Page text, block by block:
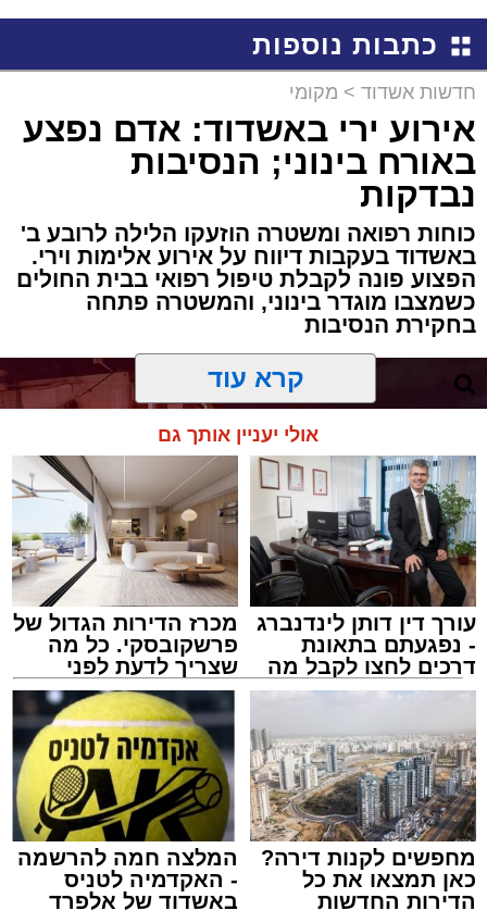
כתבות נוספות
חדשות אשדוד > מקומי
אירוע ירי באשדוד: אדם נפצע
באורח בינוני; הנסיבות
נבדקות
כוחות רפואה ומשטרה הוזעקו הלילה לרובע ב'
באשדוד בעקבות דיווח על אירוע אלימות וירי.
הפצוע פונה לקבלת טיפול רפואי בבית החולים
כשמצבו מוגדר בינוני, והמשטרה פתחה
בחקירת הנסיבות
צילום: שמחה חסיד הצלה דרום
מערכת האתר / 00:47 09.08.26
קרא עוד
אולי יעניין אותך גם
עורך דין דותן לינדנברג
- נפגעתם בתאונת
דרכים לחצו לקבל מה
שמגיע לכם
מכרז הדירות הגדול של
פרשקובסקי. כל מה
שצריך לדעת לפני
שמגישים הצעה לדירה
באשדוד
מחפשים לקנות דירה?
כאן תמצאו את כל
הדירות החדשות
המלצה חמה להרשמה
- האקדמיה לטניס
באשדוד של אלפרד